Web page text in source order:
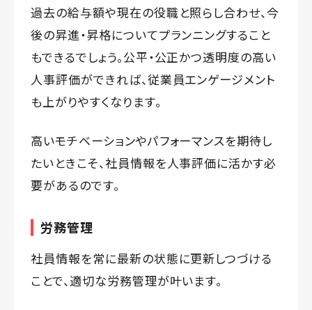
過去の給与額や現在の役職と照らし合わせ、今
後の昇進・昇格についてプランニングすること
もできるでしょう。公平・公正かつ透明度の高い
人事評価ができれば、従業員エンゲージメント
も上がりやすくなります。
高いモチベーションやパフォーマンスを期待し
たいときこそ、社員情報を人事評価に活かす必
要があるのです。
労務管理
社員情報を常に最新の状態に更新しつづける
ことで、適切な労務管理が叶います。